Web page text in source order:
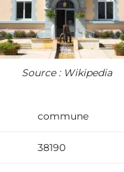
Source : Wikipedia
commune
38190